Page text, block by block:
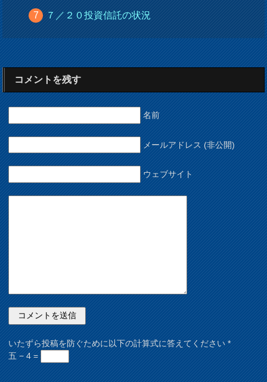
７／２０投資信託の状況
コメントを残す
名前
メールアドレス (非公開)
ウェブサイト
いたずら投稿を防ぐために以下の計算式に答えてください*
五 − 4 =